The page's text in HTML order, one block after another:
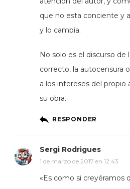
que no esta conciente y
y lo cambia.
No solo es el discurso
correcto, la autocensura
a los intereses del propio
su obra.
RESPONDER
Sergi Rodrigues
1 de marzo de 2017 en 12:43
«Es como si creyéramos